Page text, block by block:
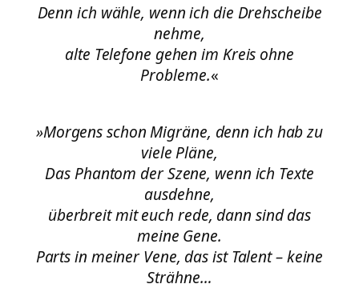
Denn ich wähle, wenn ich die Drehscheibe
nehme,
alte Telefone gehen im Kreis ohne
Probleme.«
»Morgens schon Migräne, denn ich hab zu
viele Pläne,
Das Phantom der Szene, wenn ich Texte
ausdehne,
überbreit mit euch rede, dann sind das
meine Gene.
Parts in meiner Vene, das ist Talent – keine
Strähne…